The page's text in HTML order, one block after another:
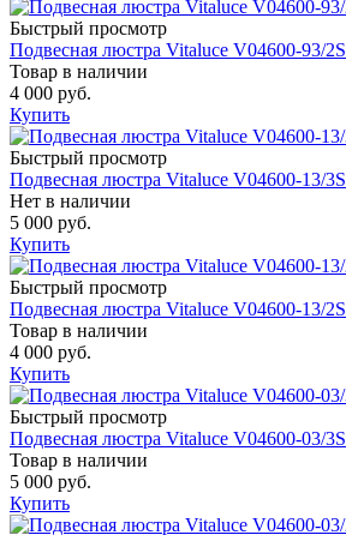
Быстрый просмотр
Подвесная люстра Vitaluce V04600-93/2S
Товар в наличии
4 000 руб.
Купить
Быстрый просмотр
Подвесная люстра Vitaluce V04600-13/3S
Нет в наличии
5 000 руб.
Купить
Быстрый просмотр
Подвесная люстра Vitaluce V04600-13/2S
Товар в наличии
4 000 руб.
Купить
Быстрый просмотр
Подвесная люстра Vitaluce V04600-03/3S
Товар в наличии
5 000 руб.
Купить